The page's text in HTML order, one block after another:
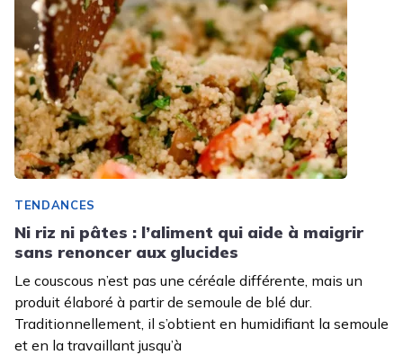
TENDANCES
Ni riz ni pâtes : l’aliment qui aide à maigrir
sans renoncer aux glucides
Le couscous n’est pas une céréale différente, mais un
produit élaboré à partir de semoule de blé dur.
Traditionnellement, il s’obtient en humidifiant la semoule
et en la travaillant jusqu’à